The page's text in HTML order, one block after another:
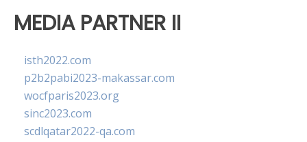
MEDIA PARTNER II
isth2022.com
p2b2pabi2023-makassar.com
wocfparis2023.org
sinc2023.com
scdlqatar2022-qa.com